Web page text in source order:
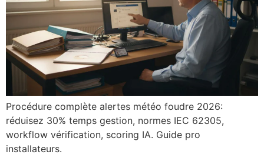
Procédure complète alertes météo foudre 2026:
réduisez 30% temps gestion, normes IEC 62305,
workflow vérification, scoring IA. Guide pro
installateurs.